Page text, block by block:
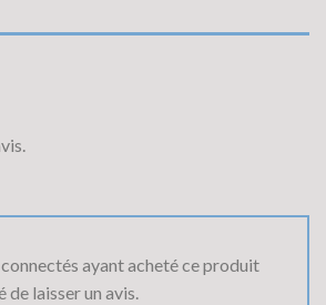
ayant acheté ce produit
laisser un avis.